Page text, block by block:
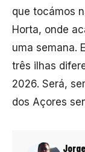
que tocámos
Horta, onde
uma semana.
três ilhas
2026. Será,
dos Açores